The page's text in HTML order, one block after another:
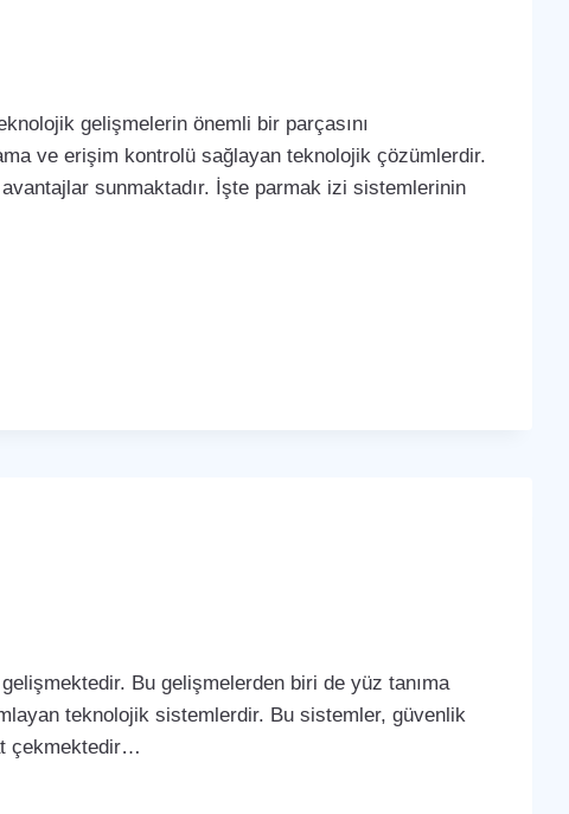
gelişmelerin önemli bir parçasını
ve erişim kontrolü sağlayan teknolojik çözümlerdir.
sunmaktadır. İşte parmak izi sistemlerinin
Bu gelişmelerden biri de yüz tanıma
teknolojik sistemlerdir. Bu sistemler, güvenlik
çekmektedir…